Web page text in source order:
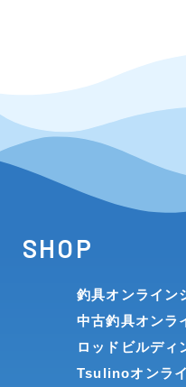
SHOP
釣具オンライン
中古釣具オンラ
ロッドビルディ
Tsulinoオンラ